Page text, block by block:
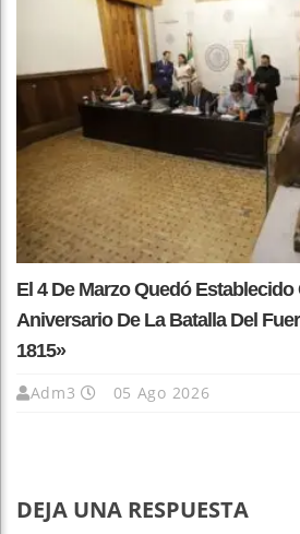
El 4 De Marzo Quedó Establecido
Aniversario De La Batalla Del
1815»
Adm3 05 Ago 2026
DEJA UNA RESPUESTA